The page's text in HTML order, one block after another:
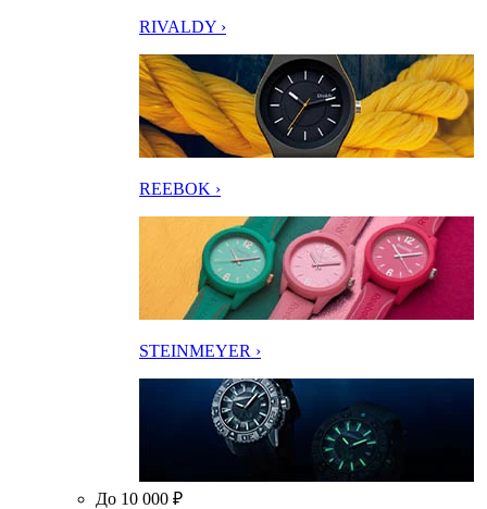
RIVALDY ›
REEBOK ›
STEINMEYER ›
До 10 000 ₽